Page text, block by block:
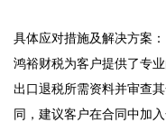
具体应对措施及解决方案：
鸿裕财税为客户提供了专
出口退税所需资料并审查
同，建议客户在合同中加